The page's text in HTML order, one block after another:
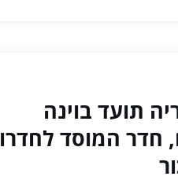
תועד בוינה
חדר המוסד לחדרו